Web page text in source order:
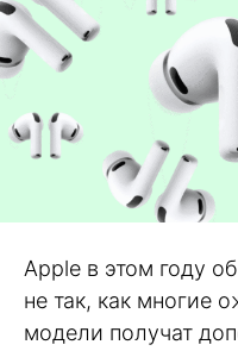
Apple в этом году
не так, как многие
модели получат